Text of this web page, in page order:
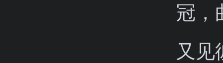
冠，
又见